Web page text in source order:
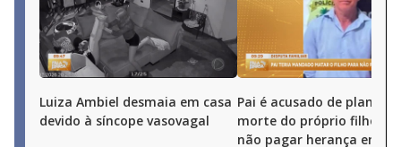
Luiza Ambiel desmaia em casa
devido à síncope vasovagal
Pai é acusado de planejar
morte do próprio filho
não pagar herança em